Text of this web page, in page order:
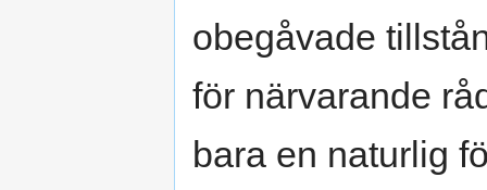
obegåvade
för närvarande
bara en naturlig